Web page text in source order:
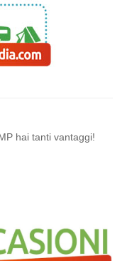
hai tanti vantaggi!